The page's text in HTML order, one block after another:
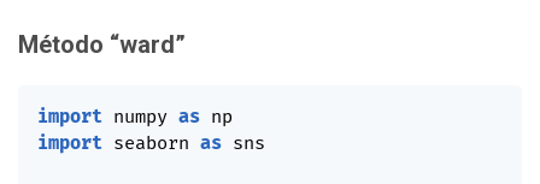
Método “ward”
import numpy as
import seaborn as sns